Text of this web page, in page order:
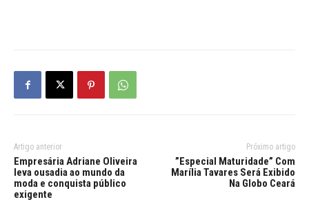
Artigo anterior
Empresária Adriane Oliveira
leva ousadia ao mundo da
moda e conquista público
exigente
Próximo artigo
”Especial Maturidade” Com
Marília Tavares Será Exibido
Na Globo Ceará